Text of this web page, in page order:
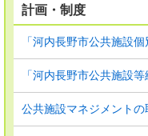
計画・制度
「河内長野市公共施設
「河内長野市公共施設
公共施設マネジメントの